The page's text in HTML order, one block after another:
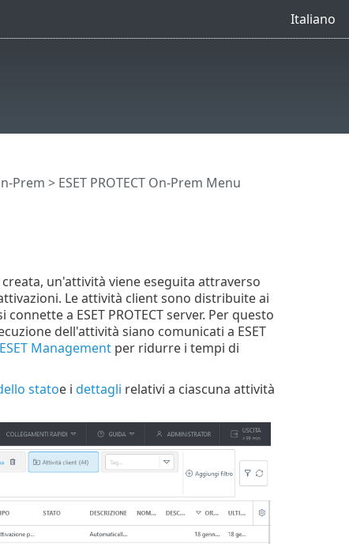
Italiano
Prem > ESET PROTECT On-Prem Menu
un'attività viene eseguita attraverso
Le attività client sono distribuite ai
a ESET PROTECT server. Per questo
dell'attività siano comunicati a ESET
Managementper ridurre i tempi di
statoe i dettagli relativi a ciascuna attività